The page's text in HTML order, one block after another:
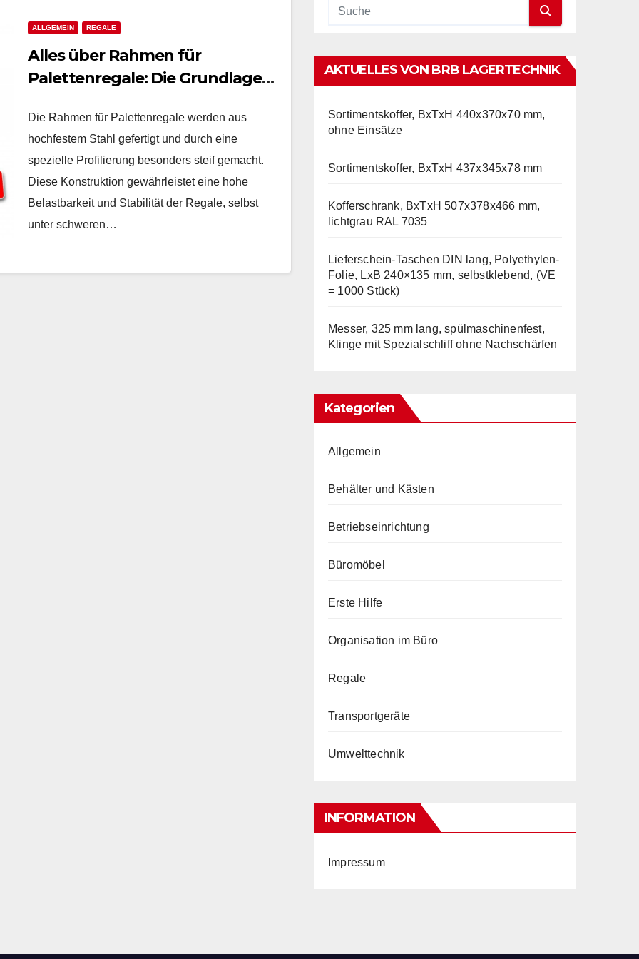
ALLGEMEIN REGALE
Alles über Rahmen für
Palettenregale: Die Grundlage
Die Rahmen für Palettenregale werden aus
hochfestem Stahl gefertigt und durch eine
spezielle Profilierung besonders steif gemacht.
Diese Konstruktion gewährleistet eine hohe
Belastbarkeit und Stabilität der Regale, selbst
unter schweren…
AKTUELLES VON BRB LAGERTECHNIK
Sortimentskoffer, BxTxH 440x370x70 mm,
ohne Einsätze
Sortimentskoffer, BxTxH 437x345x78 mm
Kofferschrank, BxTxH 507x378x466 mm,
lichtgrau RAL 7035
Lieferschein-Taschen DIN lang, Polyethylen-
Folie, LxB 240×135 mm, selbstklebend, (VE
= 1000 Stück)
Messer, 325 mm lang, spülmaschinenfest,
Klinge mit Spezialschliff ohne Nachschärfen
Kategorien
Allgemein
Behälter und Kästen
Betriebseinrichtung
Büromöbel
Erste Hilfe
Organisation im Büro
Regale
Transportgeräte
Umwelttechnik
INFORMATION
Impressum